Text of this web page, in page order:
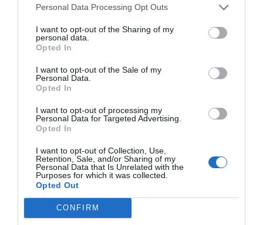
Personal Data Processing Opt Outs
I want to opt-out of the Sharing of my
personal data.
Opted In
I want to opt-out of the Sale of my
Personal Data.
Opted In
I want to opt-out of processing my
Personal Data for Targeted Advertising.
Opted In
I want to opt-out of Collection, Use,
Retention, Sale, and/or Sharing of my
Personal Data that Is Unrelated with the
Purposes for which it was collected.
Opted Out
CONFIRM
RCD Espanyol
2Playbook Club